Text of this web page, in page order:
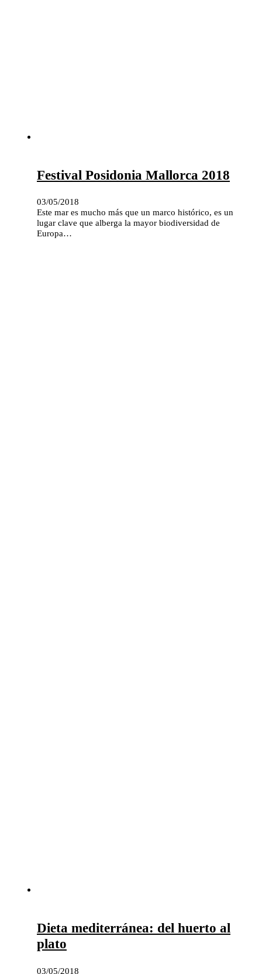
Festival Posidonia Mallorca 2018
03/05/2018
Este mar es mucho más que un marco histórico, es un
lugar clave que alberga la mayor biodiversidad de
Europa…
Dieta mediterránea: del huerto al
plato
03/05/2018